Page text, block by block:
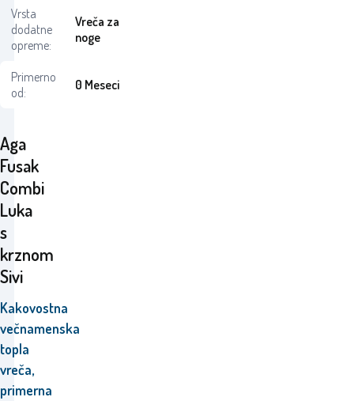
Aga
Fusak
Combi
Luka
s
krznom
Sivi
Kakovostna
večnamenska
topla
vreča,
primerna
Vrsta
dodatne
opreme:
Vreča za
noge
Primerno
od:
0 Meseci